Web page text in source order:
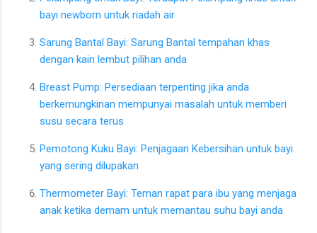
bayi newborn untuk riadah air
Sarung Bantal Bayi: Sarung Bantal tempahan khas
dengan kain lembut pilihan anda
Breast Pump: Persediaan terpenting jika anda
berkemungkinan mempunyai masalah untuk memberi
susu secara terus
Pemotong Kuku Bayi: Penjagaan Kebersihan untuk bayi
yang sering dilupakan
Thermometer Bayi: Teman rapat para ibu yang menjaga
anak ketika demam untuk memantau suhu bayi anda